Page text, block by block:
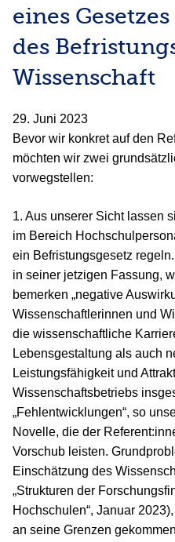
eines
des
Wissenschaft
29. Juni 2023
Bevor wir konkret auf den
möchten wir zwei
vorwegstellen:
1. Aus unserer Sicht lassen
im Bereich
ein Befristungsgesetz
in seiner jetzigen Fassung,
bemerken „negative
Wissenschaftlerinnen und
die wissenschaftliche
Lebensgestaltung als auch
Leistungsfähigkeit und
Wissenschaftsbetriebs
„Fehlentwicklungen“, so
Novelle, die der
Vorschub leisten.
Einschätzung des
„Strukturen der
Hochschulen“, Januar
an seine Grenzen